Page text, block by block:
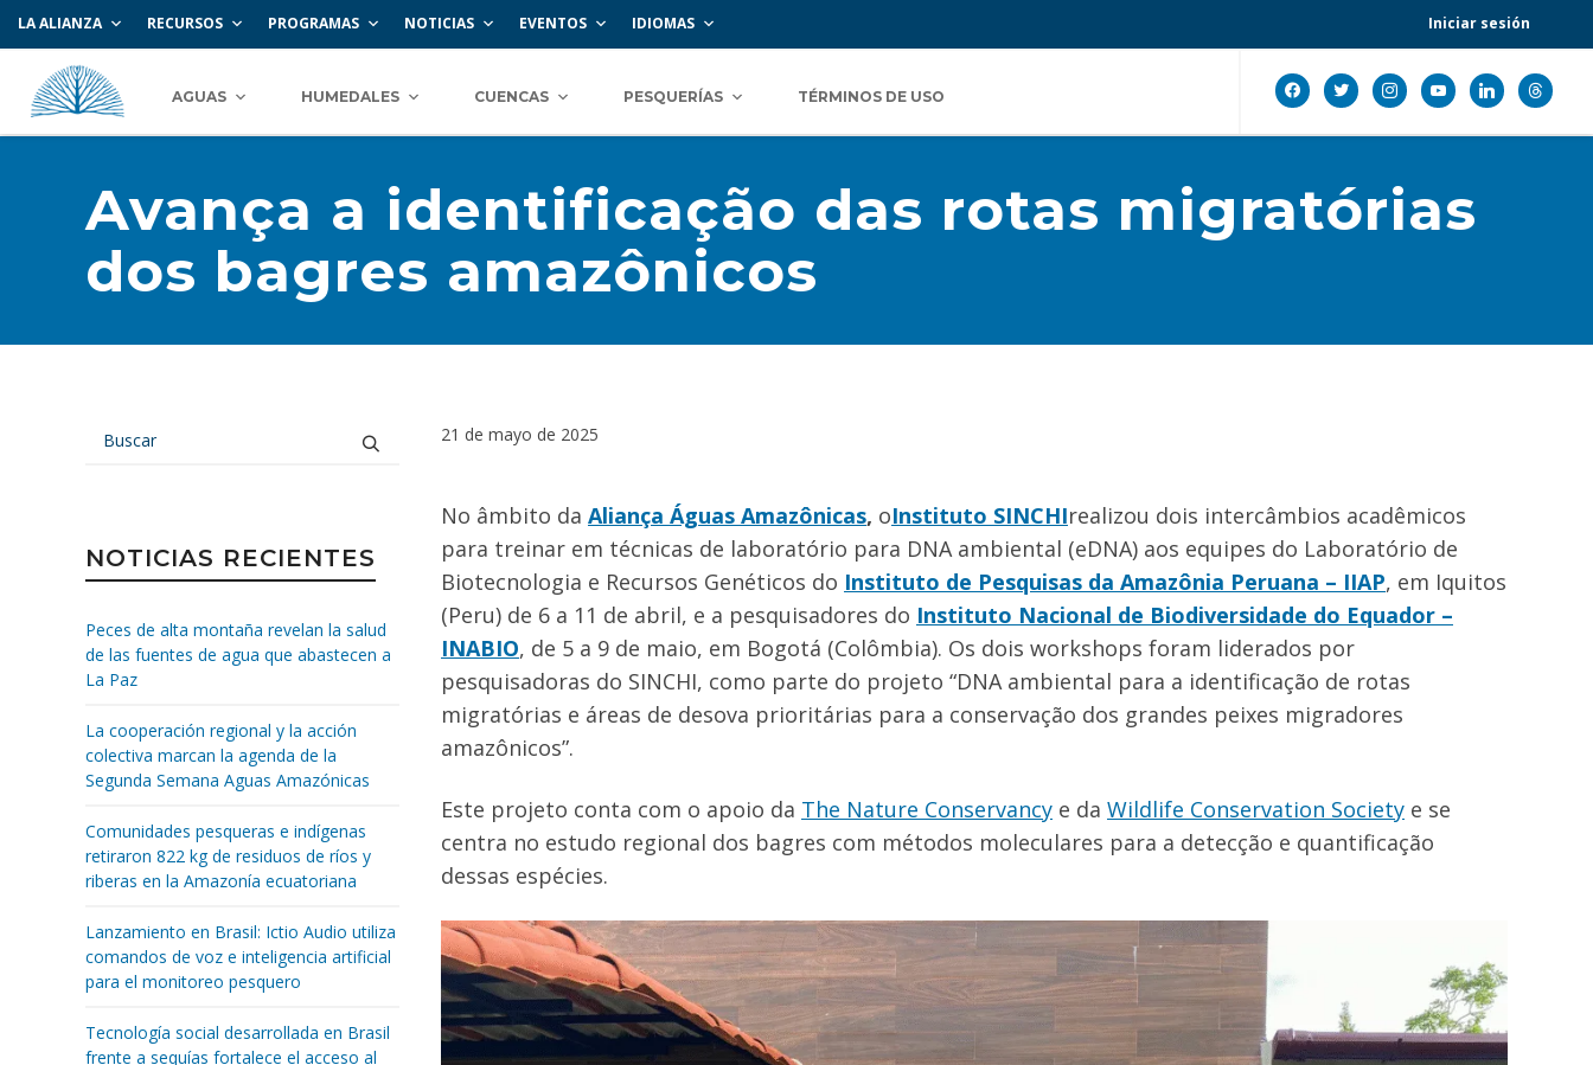
LA ALIANZA RECURSOS PROGRAMAS NOTICIAS EVENTOS IDIOMAS Iniciar sesión
AGUAS HUMEDALES CUENCAS PESQUERÍAS TÉRMINOS DE USO
facebook
twitter instagramyoutubelinkedinthreads
Avança a identificação das rotas migratórias
dos bagres amazônicos
21 de mayo de 2025
No âmbito da Aliança Águas Amazônicas, oInstituto SINCHIrealizou dois intercâmbios acadêmicos
para treinar em técnicas de laboratório para DNA ambiental (eDNA) aos equipes do Laboratório de
Biotecnologia e Recursos Genéticos do Instituto de Pesquisas da Amazônia Peruana – IIAP, em Iquitos
(Peru) de 6 a 11 de abril, e a pesquisadores do Instituto Nacional de Biodiversidade do Equador –
INABIO, de 5 a 9 de maio, em Bogotá (Colômbia). Os dois workshops foram liderados por
pesquisadoras do SINCHI, como parte do projeto “DNA ambiental para a identificação de rotas
migratórias e áreas de desova prioritárias para a conservação dos grandes peixes migradores
amazônicos”.
Este projeto conta com o apoio da The Nature Conservancy e da Wildlife Conservation Society e se
centra no estudo regional dos bagres com métodos moleculares para a detecção e quantificação
dessas espécies.
NOTICIAS RECIENTES
Peces de alta montaña revelan la salud
de las fuentes de agua que abastecen a
La Paz
La cooperación regional y la acción
colectiva marcan la agenda de la
Segunda Semana Aguas Amazónicas
Comunidades pesqueras e indígenas
retiraron 822 kg de residuos de ríos y
riberas en la Amazonía ecuatoriana
Lanzamiento en Brasil: Ictio Audio utiliza
comandos de voz e inteligencia artificial
para el monitoreo pesquero
Tecnología social desarrollada en Brasil
frente a sequías fortalece el acceso al